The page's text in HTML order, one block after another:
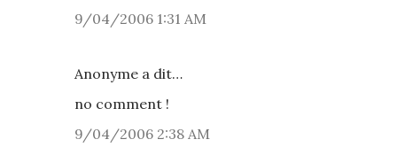
9/04/2006 1:31 AM
Anonyme a dit…
no comment !
9/04/2006 2:38 AM